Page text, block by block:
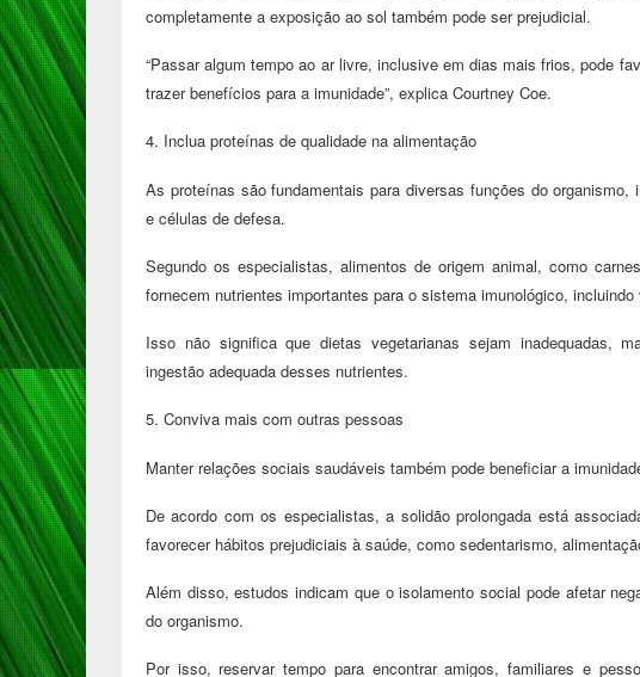
completamente a exposição ao sol também pode ser prejudicial.
“Passar algum tempo ao ar livre, inclusive em dias mais frios, pode
trazer benefícios para a imunidade”, explica Courtney Coe.
4. Inclua proteínas de qualidade na alimentação
As proteínas são fundamentais para diversas funções do organismo,
e células de defesa.
Segundo os especialistas, alimentos de origem animal, como
fornecem nutrientes importantes para o sistema imunológico,
Isso não significa que dietas vegetarianas sejam inadequadas,
ingestão adequada desses nutrientes.
5. Conviva mais com outras pessoas
Manter relações sociais saudáveis também pode beneficiar a
De acordo com os especialistas, a solidão prolongada está
favorecer hábitos prejudiciais à saúde, como sedentarismo,
Além disso, estudos indicam que o isolamento social pode afetar
do organismo.
Por isso, reservar tempo para encontrar amigos, familiares e